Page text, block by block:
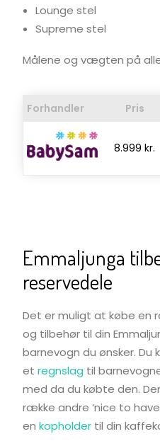
Lounge stel
Supreme stel
Målene og vægten på
Forhandler Pris
8.999 kr.
Emmaljunga
reservedele
Det er muligt at købe en
og tilbehør til din
barnevogn du ønsker.
et regnslag til
med da du købte den.
række andre ‘nice to
en kopholder til din